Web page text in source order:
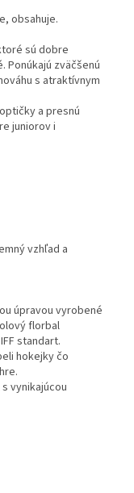
obsahuje.
sú dobre
Ponúkajú zväčšenú
s atraktívnym
a presnú
juniorov i
vzhľad a
úpravou vyrobené
florbal
standart.
hokejky čo
vynikajúcou